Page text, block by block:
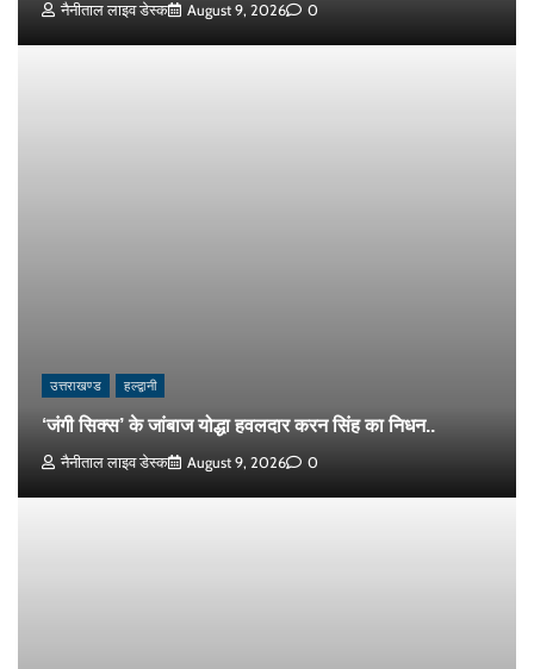
नैनीताल लाइव डेस्क August 9, 2026 0
उत्तराखण्ड हल्द्वानी
‘जंगी सिक्स’ के जांबाज योद्धा हवलदार करन सिंह का निधन..
नैनीताल लाइव डेस्क August 9, 2026 0